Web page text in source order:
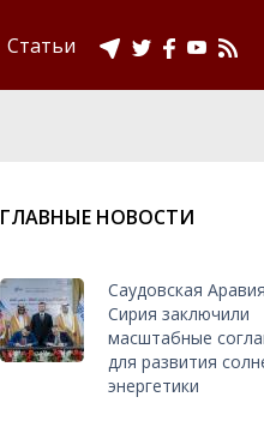
Статьи
ГЛАВНЫЕ НОВОСТИ
Саудовская
Сирия заключили
масштабные
для развития
энергетики